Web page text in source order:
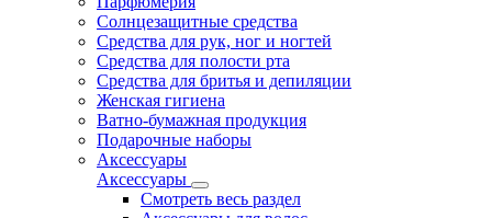
Солнцезащитные средства
Средства для рук, ног и ногтей
Средства для полости рта
Средства для бритья и депиляции
Женская гигиена
Ватно-бумажная продукция
Подарочные наборы
Аксессуары
Аксессуары
Смотреть весь раздел